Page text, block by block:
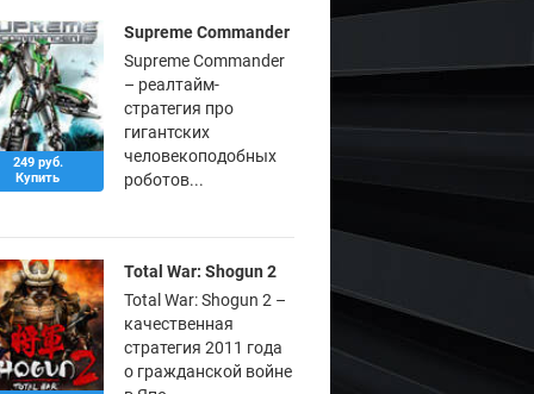
249 руб.
Купить
Supreme Commander
Supreme Commander
– реалтайм-
стратегия про
гигантских
человекоподобных
роботов...
Total War: Shogun 2
Total War: Shogun 2 –
качественная
стратегия 2011 года
о гражданской войне